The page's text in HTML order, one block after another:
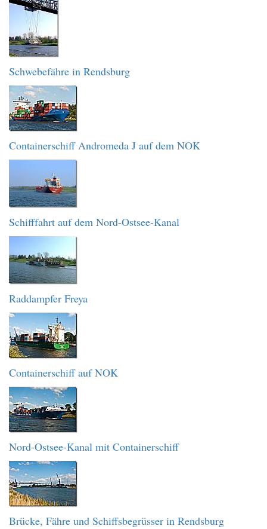
Schwebefähre in Rendsburg
Containerschiff Andromeda J auf dem NOK
Schifffahrt auf dem Nord-Ostsee-Kanal
Raddampfer Freya
Containerschiff auf NOK
Nord-Ostsee-Kanal mit Containerschiff
Brücke, Fähre und Schiffsbegrüsser in Rendsburg